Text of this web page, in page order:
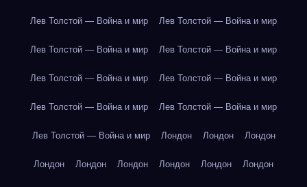
Лев Толстой — Война и мир Лев Толстой — Война и мир
Лев Толстой — Война и мир Лев Толстой — Война и мир
Лев Толстой — Война и мир Лев Толстой — Война и мир
Лев Толстой — Война и мир Лев Толстой — Война и мир
Лев Толстой — Война и мир Лондон Лондон Лондон
Лондон Лондон Лондон Лондон Лондон Лондон